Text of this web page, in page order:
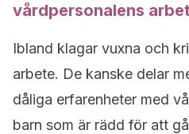
vårdpersonalens
Ibland klagar vuxna och
arbete. De kanske delar
dåliga erfarenheter med
barn som är rädd för att